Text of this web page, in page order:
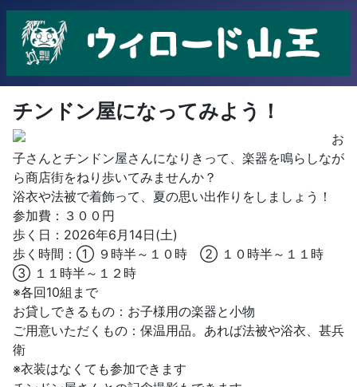
チンドン屋になってみよう！
お
子さんとチンドン屋さんになりきって、楽器を鳴らしなが
ら商店街をねり歩いてみませんか？
浴衣や法被で着飾って、夏の思い出作りをしましょう！
参加費：３００円
歩く日：2026年6月14日(土)
歩く時間：① ９時半～１０時 ② １０時半～１１時
③ １１時半～１２時
※各回10組まで
お貸しできるもの：お子様用の楽器と小物
ご用意いただくもの：保温用品。あれば法被や浴衣、甚兵
衛
※衣装はなくても参加できます